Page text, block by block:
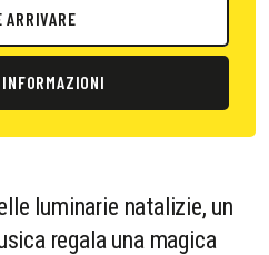
ARRIVARE
luminarie natalizie, un
regala una magica